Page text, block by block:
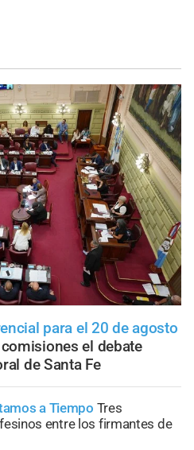
para el 20 de agosto
el debate
de Santa Fe
a Tiempo Tres
entre los firmantes de